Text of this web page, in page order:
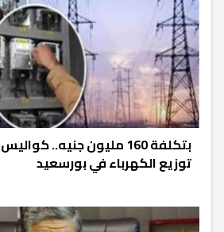
بتكلفة 160 مليون جنيه..
توزيع الكهرباء في بورسعيد